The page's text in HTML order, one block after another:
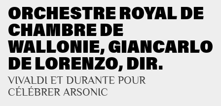
ORCHESTRE ROYAL DE
CHAMBRE DE
WALLONIE, GIANCARLO
DE LORENZO, DIR.
VIVALDI ET DURANTE POUR
CÉLÉBRER ARSONIC